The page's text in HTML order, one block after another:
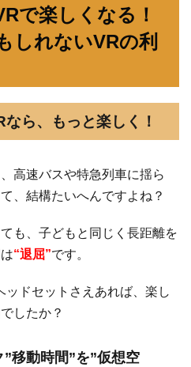
で楽しくなる！
しれないVRの利
ら、もっと楽しく！
高速バスや特急列車に揺ら
、結構たいへんですよね？
も、子どもと同じく長距離を
“退屈”です。
ドセットさえあれば、楽し
したか？
移動時間”を”仮想空